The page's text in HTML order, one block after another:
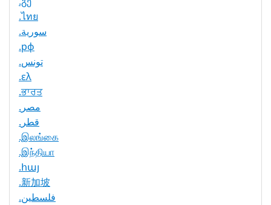
.ไทย
.سورية
.рф
.تونس
.ελ
.ਭਾਰਤ
.مصر
.قطر
.இலங்கை
.இந்தியா
.հայ
.新加坡
.فلسطين